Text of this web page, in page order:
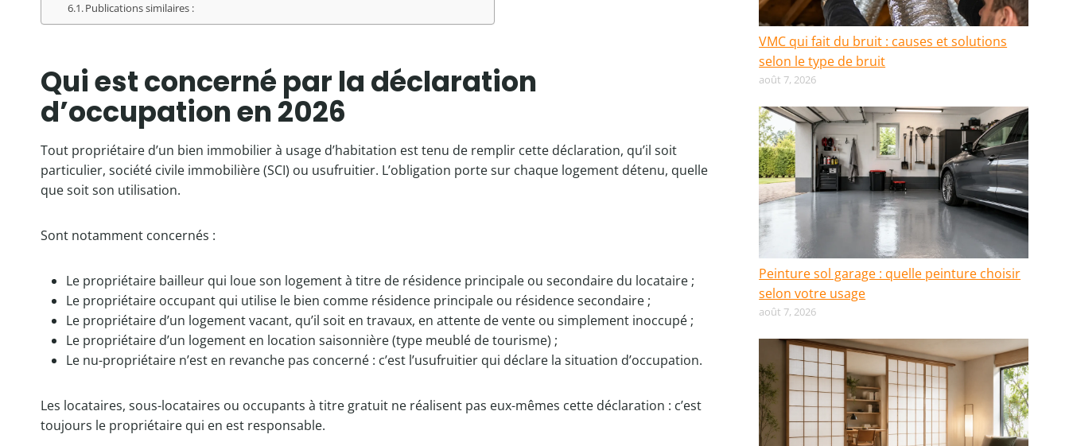
Publications similaires :
Qui est concerné par la déclaration
d’occupation en 2026
Tout propriétaire d’un bien immobilier à usage d’habitation est tenu de remplir cette déclaration, qu’il soit
particulier, société civile immobilière (SCI) ou usufruitier. L’obligation porte sur chaque logement détenu, quelle
que soit son utilisation.
Sont notamment concernés :
Le propriétaire bailleur qui loue son logement à titre de résidence principale ou secondaire du locataire ;
Le propriétaire occupant qui utilise le bien comme résidence principale ou résidence secondaire ;
Le propriétaire d’un logement vacant, qu’il soit en travaux, en attente de vente ou simplement inoccupé ;
Le propriétaire d’un logement en location saisonnière (type meublé de tourisme) ;
Le nu-propriétaire n’est en revanche pas concerné : c’est l’usufruitier qui déclare la situation d’occupation.
Les locataires, sous-locataires ou occupants à titre gratuit ne réalisent pas eux-mêmes cette déclaration : c’est
toujours le propriétaire qui en est responsable.
VMC qui fait du bruit : causes et solutions
selon le type de bruit
août 7, 2026
Peinture sol garage : quelle peinture choisir
selon votre usage
août 7, 2026